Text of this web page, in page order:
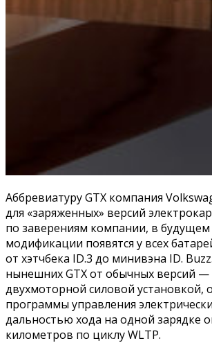
Аббревиатуру GTX компания
для «заряженных» версий
по заверениям компании, в будущем
модификации появятся у всех
от хэтчбека ID.3 до минивэна ID.
нынешних GTX от обычных версий —
двухмоторной силовой установкой,
программы управления
дальностью хода на одной зарядке
километров по циклу WLTP.